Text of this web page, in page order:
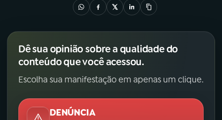
Dê sua opinião sobre a qualidade do
conteúdo que você acessou.
Escolha sua manifestação em apenas um clique.
DENÚNCIA